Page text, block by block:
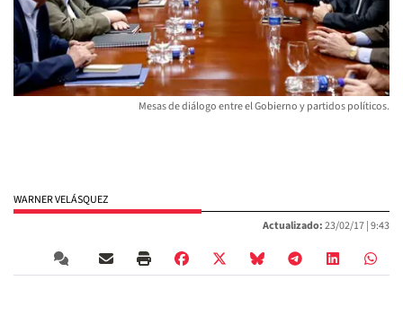
Mesas de diálogo entre el Gobierno y partidos políticos.
WARNER VELÁSQUEZ
Actualizado:23/02/17 |9:43